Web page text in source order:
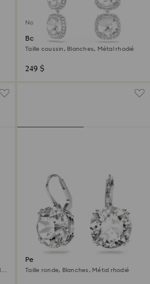
Nouveau
Boucles d'oreilles Una Angelic
Taille coussin, Blanches, Métal rhodié
249 $
Pendants d'oreilles Millenia
Taille ronde, Blanches, Métal rhodié